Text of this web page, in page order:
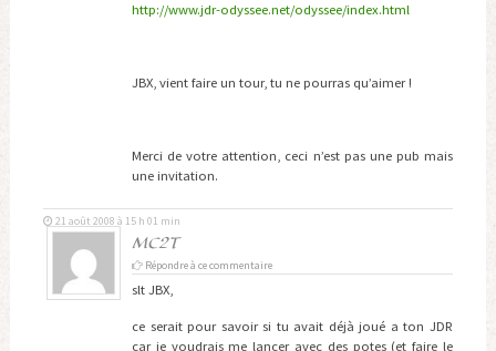
http://www.jdr-odyssee.net/odyssee/index.html
JBX, vient faire un tour, tu ne pourras qu’aimer !
Merci de votre attention, ceci n’est pas une pub mais
une invitation.
MC2T
21 août 2008 à 15 h 01 min
Répondre à ce commentaire
slt JBX,
ce serait pour savoir si tu avait déjà joué a ton JDR
car je voudrais me lancer avec des potes (et faire le